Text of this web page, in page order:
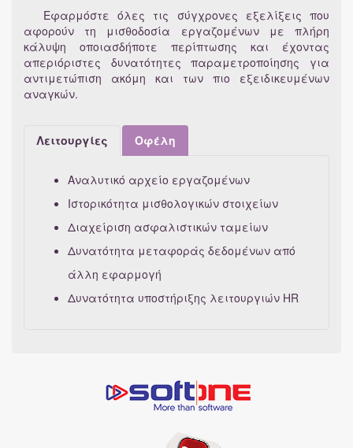
Εφαρμόστε όλες τις σύγχρονες εξελίξεις που
αφορούν τη μισθοδοσία εργαζομένων με πλήρη
κάλυψη οποιασδήποτε περίπτωσης και έχοντας
απεριόριστες δυνατότητες παραμετροποίησης για
αντιμετώπιση ακόμη και των πιο εξειδικευμένων
αναγκών.
Λειτουργίες Οφέλη
Αναλυτικό αρχείο εργαζομένων
Ιστορικότητα μισθολογικών στοιχείων
Διαχείριση ασφαλιστικών ταμείων
Δυνατότητα μεταφοράς δεδομένων από
άλλη εφαρμογή
Δυνατότητα υποστήριξης λειτουργιών HR